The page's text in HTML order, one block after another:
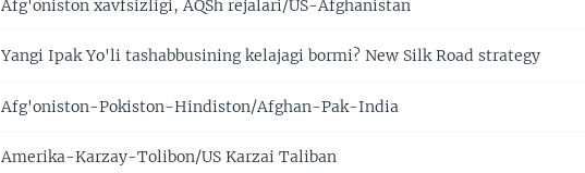
Afg'oniston xavfsizligi, AQSh rejalari/US-Afghanistan
Yangi Ipak Yo'li tashabbusining kelajagi bormi? New Silk Road strategy
Afg'oniston-Pokiston-Hindiston/Afghan-Pak-India
Amerika-Karzay-Tolibon/US Karzai Taliban